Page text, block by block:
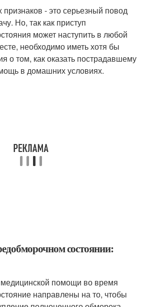
- это серьезный повод
Но, так как приступ
может наступить в любой
необходимо иметь хотя бы
о том, как оказать пострадавшему
в домашних условиях.
состоянии:
помощи во время
направлены на то, чтобы